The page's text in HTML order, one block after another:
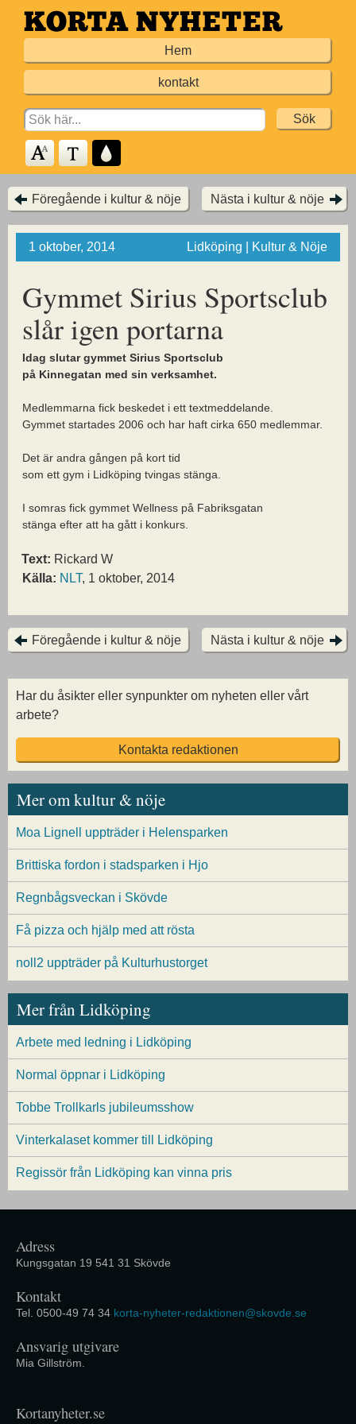
Hoppa
till
Hem
kontakt
Search
for:
Föregående i kultur & nöje Nästa i kultur & nöje
1 oktober, 2014 Lidköping | Kultur & Nöje
Gymmet Sirius Sportsclub
slår igen portarna
Idag slutar gymmet Sirius Sportsclub
på Kinnegatan med sin verksamhet.
Medlemmarna fick beskedet i ett textmeddelande.
Gymmet startades 2006 och har haft cirka 650 medlemmar.
Det är andra gången på kort tid
som ett gym i Lidköping tvingas stänga.
I somras fick gymmet Wellness på Fabriksgatan
stänga efter att ha gått i konkurs.
Text: Rickard W
Källa: NLT, 1 oktober, 2014
Föregående i kultur & nöje Nästa i kultur & nöje
Har du åsikter eller synpunkter om nyheten eller vårt
arbete?
Kontakta redaktionen
Mer om kultur & nöje
Moa Lignell uppträder i Helensparken
Brittiska fordon i stadsparken i Hjo
Regnbågsveckan i Skövde
Få pizza och hjälp med att rösta
noll2 uppträder på Kulturhustorget
Mer från Lidköping
Arbete med ledning i Lidköping
Normal öppnar i Lidköping
Tobbe Trollkarls jubileumsshow
Vinterkalaset kommer till Lidköping
Regissör från Lidköping kan vinna pris
Adress
Kungsgatan 19 541 31 Skövde
Kontakt
Tel. 0500-49 74 34 korta-nyheter-redaktionen@skovde.se
Ansvarig utgivare
Mia Gillström.
Kortanyheter.se